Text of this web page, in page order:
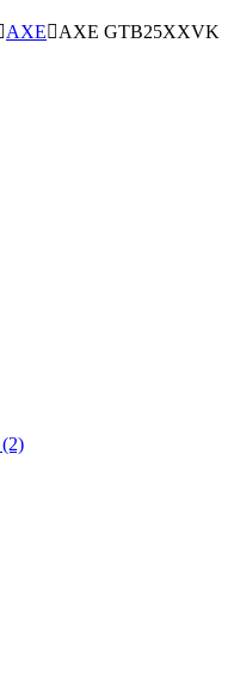
AXE AXE GTB25XXVK
(2)